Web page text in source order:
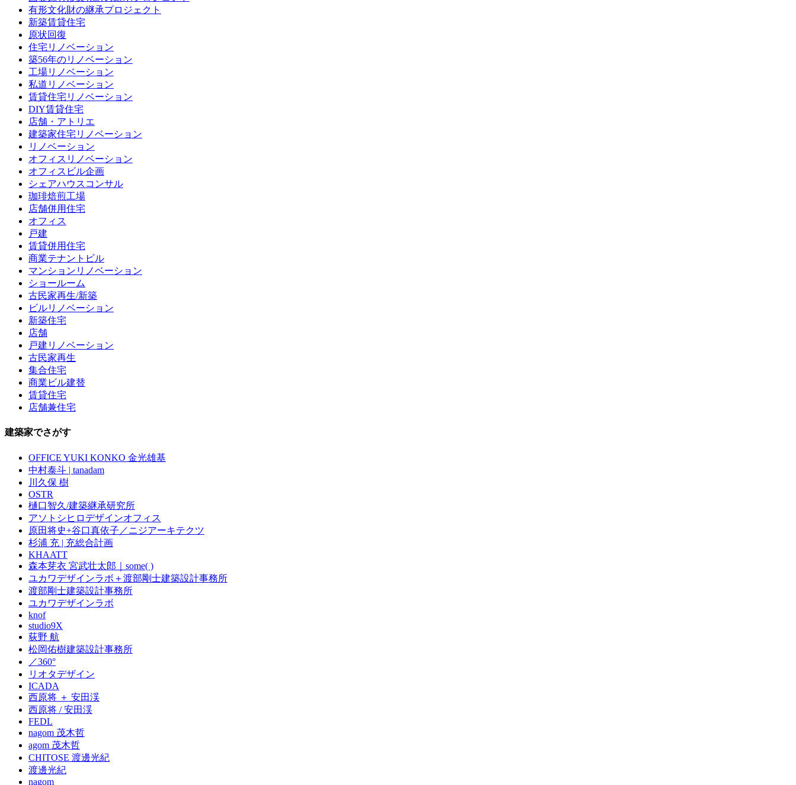
有形文化財の継承プロジェクト
新築賃貸住宅
原状回復
住宅リノベーション
築56年のリノベーション
工場リノベーション
私道リノベーション
賃貸住宅リノベーション
DIY賃貸住宅
店舗・アトリエ
建築家住宅リノベーション
リノベーション
オフィスリノベーション
オフィスビル企画
シェアハウスコンサル
珈琲焙煎工場
店舗併用住宅
オフィス
戸建
賃貸併用住宅
商業テナントビル
マンションリノベーション
ショールーム
古民家再生/新築
ビルリノベーション
新築住宅
店舗
戸建リノベーション
古民家再生
集合住宅
商業ビル建替
賃貸住宅
店舗兼住宅
建築家でさがす
OFFICE YUKI KONKO 金光雄基
中村泰斗 | tanadam
川久保 樹
OSTR
樋口智久/建築継承研究所
アソトシヒロデザインオフィス
原田将史+谷口真依子／ニジアーキテクツ
杉浦 充 | 充総合計画
KHAATT
森本芽衣 宮武壮太郎｜some( )
ユカワデザインラボ＋渡部剛士建築設計事務所
渡部剛士建築設計事務所
ユカワデザインラボ
knof
studio9X
荻野 航
松岡佑樹建築設計事務所
／360°
リオタデザイン
ICADA
西原将 ＋ 安田渓
西原将 / 安田渓
FEDL
nagom 茂木哲
agom 茂木哲
CHITOSE 渡邊光紀
渡邊光紀
nagom